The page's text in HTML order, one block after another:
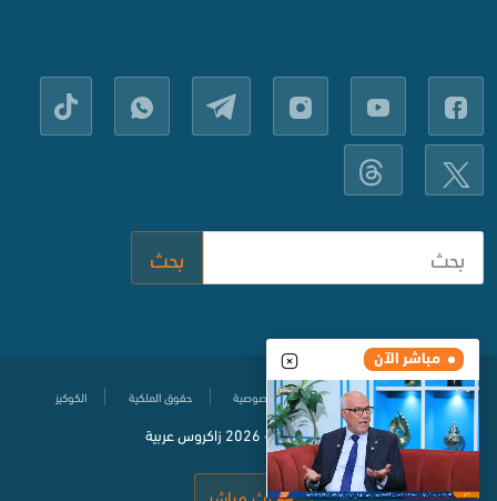
مباشر الآن
بحث
مركز المساعدة سياسة حماية الخصوصية حقوق الملكية الكوكيز
© جميع الحقوق محفوظة2020- 2026 زاكروس عربية